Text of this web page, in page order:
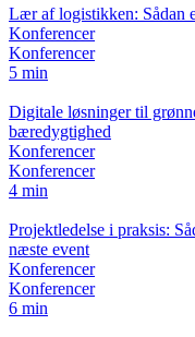
Lær af logistikken: Sådan
Konferencer
Konferencer
5 min
Digitale løsninger til
bæredygtighed
Konferencer
Konferencer
4 min
Projektledelse i praksis:
næste event
Konferencer
Konferencer
6 min